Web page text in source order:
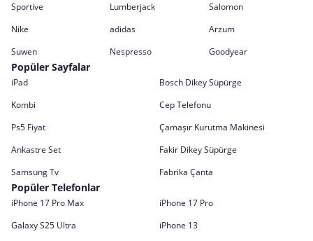
Sportive
Lumberjack
Salomon
Nike
adidas
Arzum
Suwen
Nespresso Goodyear
Popüler Sayfalar
iPad
Bosch Dikey Süpürge
Kombi
Cep Telefonu
Ps5 Fiyat
Çamaşır Kurutma Makinesi
Ankastre Set
Fakir Dikey Süpürge
Samsung Tv
Fabrika Çanta
Popüler Telefonlar
iPhone 17 Pro Max
iPhone 17 Pro
Galaxy S25 Ultra
iPhone 13